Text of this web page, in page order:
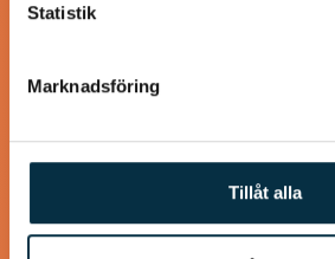
Statistik
Marknadsföring
Tillåt alla
Kanel- och sojastekta
kycklingsköttbullar